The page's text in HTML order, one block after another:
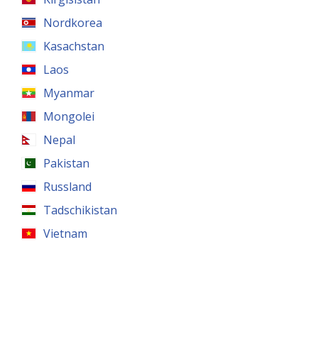
Nordkorea
Kasachstan
Laos
Myanmar
Mongolei
Nepal
Pakistan
Russland
Tadschikistan
Vietnam